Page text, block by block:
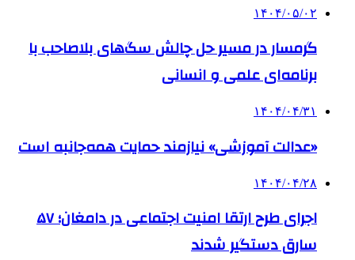
۱۴۰۴/۰۵/۰۲
گرمسار در مسیر حل چالش سگ‌های بلاصاحب با
برنامه‌ای علمی و انسانی
۱۴۰۴/۰۴/۳۱
«عدالت آموزشی» نیازمند حمایت همه‌جانبه است
۱۴۰۴/۰۴/۲۸
اجرای طرح ارتقا امنیت اجتماعی در دامغان؛ ۵۷
سارق دستگیر شدند